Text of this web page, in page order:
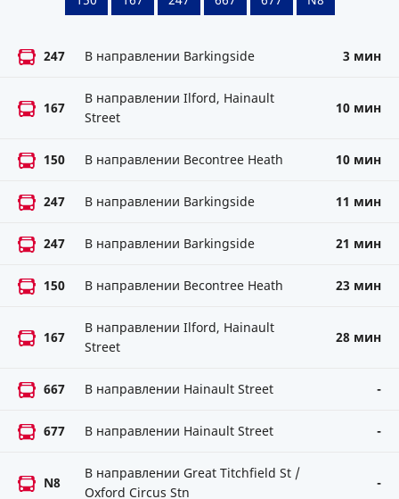
247 В направлении Barkingside 3 мин
167
В направлении Ilford, Hainault
Street
10 мин
150 В направлении Becontree Heath 10 мин
247 В направлении Barkingside 11 мин
247 В направлении Barkingside 21 мин
150 В направлении Becontree Heath 23 мин
167
В направлении Ilford, Hainault
Street
28 мин
667 В направлении Hainault Street -
677 В направлении Hainault Street -
N8
В направлении Great Titchfield St /
Oxford Circus Stn
-